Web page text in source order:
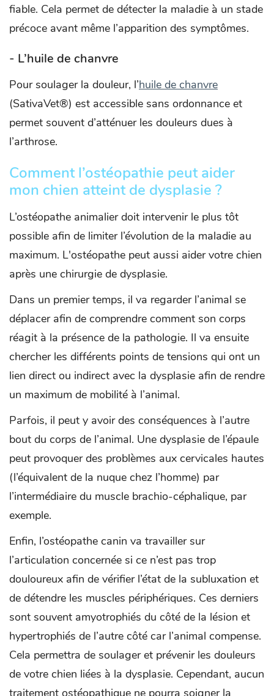
fiable. Cela permet de détecter la maladie à un stade
précoce avant même l’apparition des symptômes.
- L’huile de chanvre
Pour soulager la douleur, l’huile de chanvre
(SativaVet®) est accessible sans ordonnance et
permet souvent d’atténuer les douleurs dues à
l’arthrose.
Comment l’ostéopathie peut aider
mon chien atteint de dysplasie ?
L’ostéopathe animalier doit intervenir le plus tôt
possible afin de limiter l’évolution de la maladie au
maximum. L'ostéopathe peut aussi aider votre chien
après une chirurgie de dysplasie.
Dans un premier temps, il va regarder l’animal se
déplacer afin de comprendre comment son corps
réagit à la présence de la pathologie. Il va ensuite
chercher les différents points de tensions qui ont un
lien direct ou indirect avec la dysplasie afin de rendre
un maximum de mobilité à l’animal.
Parfois, il peut y avoir des conséquences à l’autre
bout du corps de l’animal. Une dysplasie de l’épaule
peut provoquer des problèmes aux cervicales hautes
(l’équivalent de la nuque chez l’homme) par
l’intermédiaire du muscle brachio-céphalique, par
exemple.
Enfin, l’ostéopathe canin va travailler sur
l’articulation concernée si ce n’est pas trop
douloureux afin de vérifier l’état de la subluxation et
de détendre les muscles périphériques. Ces derniers
sont souvent amyotrophiés du côté de la lésion et
hypertrophiés de l’autre côté car l’animal compense.
Cela permettra de soulager et prévenir les douleurs
de votre chien liées à la dysplasie. Cependant, aucun
traitement ostéopathique ne pourra soigner la